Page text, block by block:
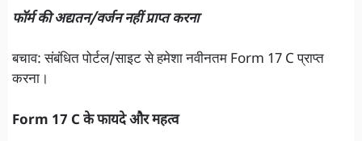
फॉर्म की अद्यतन/वर्जन नहीं प्राप्त करना
बचाव: संबंधित पोर्टल/साइट से हमेशा नवीनतम Form 17 C प्राप्त
करना।
Form 17 C के फायदे और महत्व